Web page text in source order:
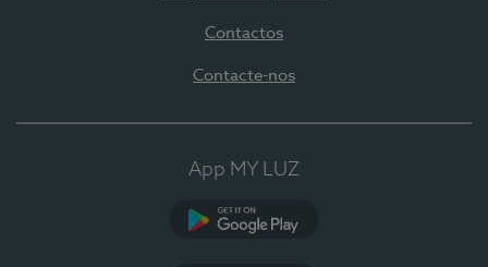
Contactos
Contacte-nos
App MY LUZ